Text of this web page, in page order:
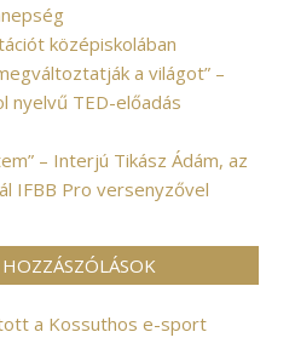
középiskolában
a világot” –
nyelvű TED-előadás
– Interjú Tikász Ádám, az
IFBB Pro versenyzővel
a Kossuthos e-sport